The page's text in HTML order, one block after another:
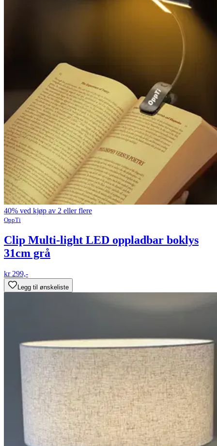
40% ved kjøp av 2 eller flere
OppTi
Clip Multi-light LED oppladbar boklys
31cm grå
kr 299,-
Legg til ønskeliste